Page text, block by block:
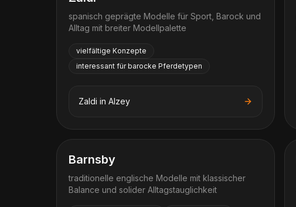
spanisch geprägte Modelle für Sport, Barock und
Alltag mit breiter Modellpalette
vielfältige Konzepte
interessant für barocke Pferdetypen
Zaldi in Alzey
Barnsby
traditionelle englische Modelle mit klassischer
Balance und solider Alltagstauglichkeit